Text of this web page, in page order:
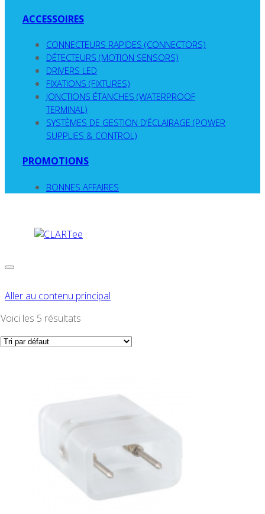
ACCESSOIRES
CONNECTEURS RAPIDES (CONNECTORS)
DÉTECTEURS (MOTION SENSORS)
DRIVERS LED
FIXATIONS (FIXTURES)
JONCTIONS ÉTANCHES (WATERPROOF
TERMINAL)
SYSTÈMES DE GESTION D’ÉCLAIRAGE (POWER
SUPPLIES & CONTROL)
PROMOTIONS
BONNES AFFAIRES
Aller au contenu principal
Voici les 5 résultats